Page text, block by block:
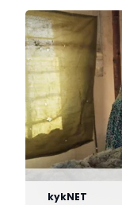
kykNET